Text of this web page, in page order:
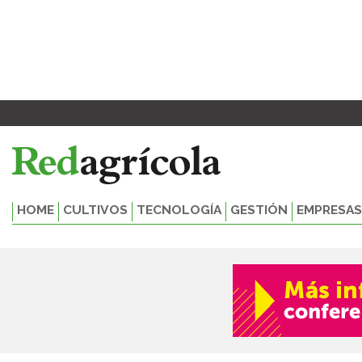
HOME CULTIVOS TECNOLOGÍA GESTIÓN EMPRESAS